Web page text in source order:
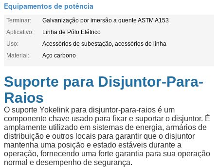
Equipamentos de potência
Terminar:
Galvanização por imersão a quente ASTM A153
Aplicativo:
Linha de Pólo Elétrico
Uso:
Acessórios de subestação, acessórios de linha
Material:
Aço carbono
Suporte para Disjuntor-Para-
Raios
O suporte Yokelink para disjuntor-para-raios é um
componente chave usado para fixar e suportar o disjuntor. É
amplamente utilizado em sistemas de energia, armários de
distribuição e outros locais para garantir que o disjuntor
mantenha uma posição e estado estáveis durante a
operação, fornecendo uma forte garantia para sua operação
normal e desempenho de segurança.